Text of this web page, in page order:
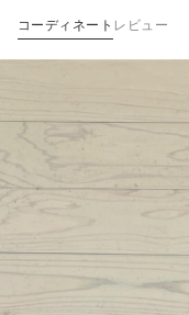
コーディネート レビュー